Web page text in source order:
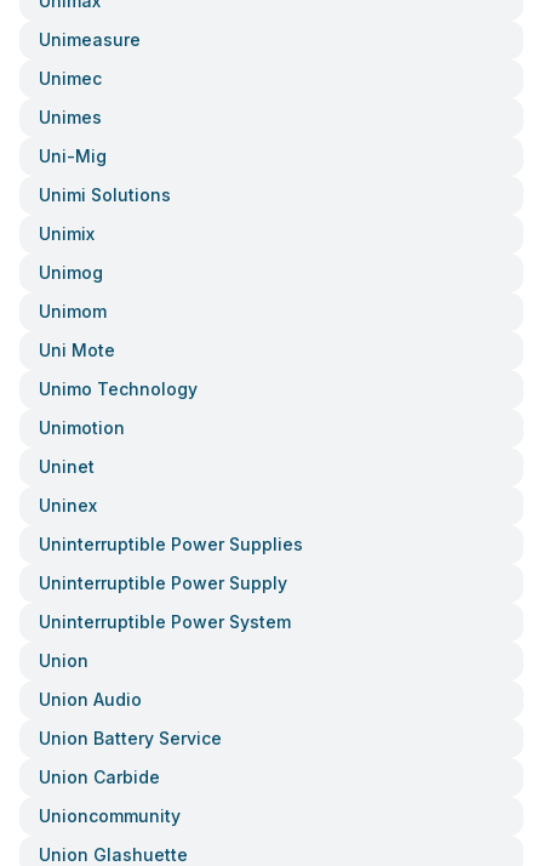
Unimeasure
Unimec
Unimes
Uni-Mig
Unimi Solutions
Unimix
Unimog
Unimom
Uni Mote
Unimo Technology
Unimotion
Uninet
Uninex
Uninterruptible Power Supplies
Uninterruptible Power Supply
Uninterruptible Power System
Union
Union Audio
Union Battery Service
Union Carbide
Unioncommunity
Union Glashuette